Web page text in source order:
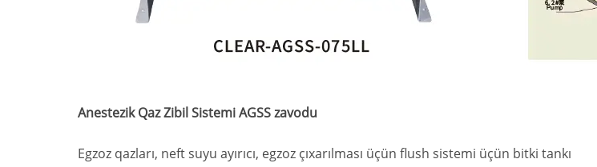
Anestezik Qaz Zibil Sistemi AGSS zavodu
Egzoz qazları, neft suyu ayırıcı, egzoz çıxarılması üçün flush sistemi üçün bitki tankı